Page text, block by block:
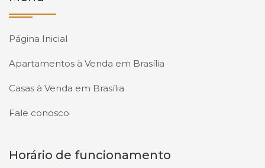
Página Inicial
Apartamentos à Venda em Brasília
Casas à Venda em Brasília
Fale conosco
Horário de funcionamento